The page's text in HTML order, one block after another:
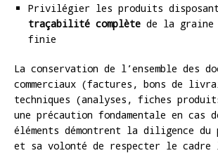
Privilégier les produits disposant
traçabilité complète de la
finie
La conservation de l’ensemble des
commerciaux (factures, bons de
techniques (analyses, fiches
une précaution fondamentale en cas
éléments démontrent la diligence du
et sa volonté de respecter le cadre